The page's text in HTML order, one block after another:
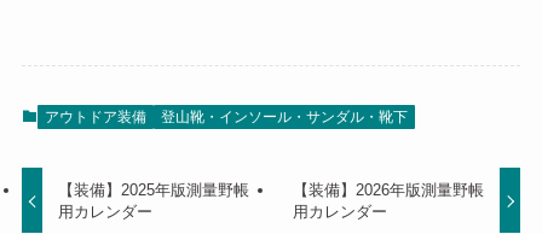
アウトドア装備 登山靴・インソール・サンダル・靴下
【装備】2025年版測量野帳
用カレンダー
【装備】2026年版測量野帳
用カレンダー